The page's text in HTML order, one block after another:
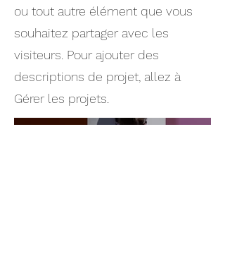
ou tout autre élément que vous
souhaitez partager avec les
visiteurs. Pour ajouter des
descriptions de projet, allez à
Gérer les projets.